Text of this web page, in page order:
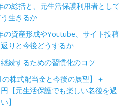
の総括と、元生活保護利用者として
生きるか
の資産形成やYoutube、サイト投稿
りと今後どうするか
続するための習慣化のコツ
の株式配当金と今後の展望】＋
【元生活保護でも楽しい老後を過
】